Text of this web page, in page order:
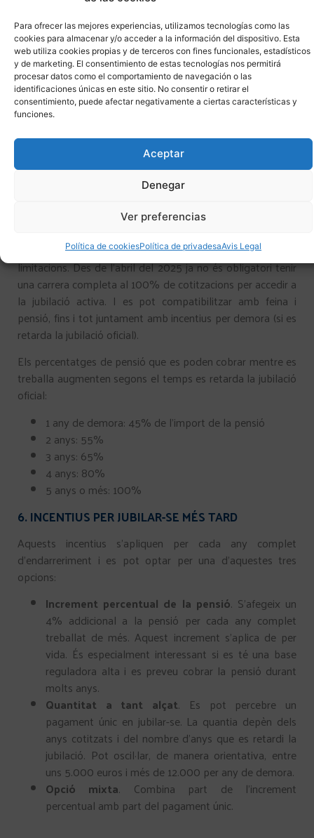
Para ofrecer las mejores experiencias, utilizamos tecnologías como las
cookies para almacenar y/o acceder a la información del dispositivo. Esta
web utiliza cookies propias y de terceros con fines funcionales, estadísticos
y de marketing. El consentimiento de estas tecnologías nos permitirá
procesar datos como el comportamiento de navegación o las
identificaciones únicas en este sitio. No consentir o retirar el
consentimiento, puede afectar negativamente a ciertas características y
funciones.
Aceptar
Denegar
Ver preferencias
Política de cookiesPolítica de privadesaAvis Legal
Sense contracte de relleu,l’edat mínima serà l’edat legal
ordinària de jubilació que correspongui (segons anys
cotitzats).
Amb contracte de relleu(quan l’empresa contracta un
substitut):
Mínim 64 anys i 8 mesos si es tenen menys de 33
la pensió amb continuar treballant, però amb certes
limitacions. Des de l’abril del 2025 ja no és obligatori tenir
una carrera completa al 100% de cotitzacions per accedir a
la jubilació activa. I es pot compatibilitzar amb feina i
pensió, fins i tot juntament amb incentius per demora (si es
retarda la jubilació oficial).
Els percentatges de pensió que es poden cobrar mentre es
treballa augmenten segons el temps es retarda la jubilació
oficial:
1 any de demora: 45% de l’import de la pensió
2 anys: 55%
3 anys: 65%
4 anys: 80%
5 anys o més: 100%
6. INCENTIUS PER JUBILAR-SE MÉS TARD
Aquests incentius s’apliquen per cada any complet
d’endarreriment i es pot optar per una d’aquestes tres
opcions:
Increment percentual de la pensió. S’afegeix un
4% addicional a la pensió per cada any complet
treballat de més. Aquest increment s’aplica de per
vida. És especialment interessant si es té una base
reguladora alta i es preveu cobrar la pensió durant
molts anys.
Quantitat a tant alçat. Es pot percebre un
pagament únic en jubilar-se. La quantia depèn dels
anys cotitzats i del nombre d’anys que es retardi la
jubilació. Pot oscil·lar, de manera orientativa, entre
uns 5.000 euros i més de 12.000 per any de demora.
Opció mixta. Combina part de l’increment
percentual amb part del pagament únic.